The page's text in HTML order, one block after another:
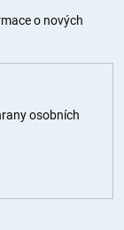
o nových
osobních